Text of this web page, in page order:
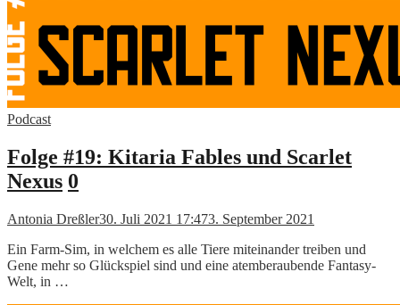
Podcast
Folge #19: Kitaria Fables und Scarlet
Nexus 0
Antonia Dreßler30. Juli 2021 17:473. September 2021
Ein Farm-Sim, in welchem es alle Tiere miteinander treiben und
Gene mehr so Glückspiel sind und eine atemberaubende Fantasy-
Welt, in …